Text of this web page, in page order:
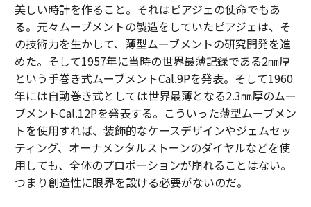
美しい時計を作ること。それはピアジェの使命でもあ
る。元々ムーブメントの製造をしていたピアジェは、そ
の技術力を生かして、薄型ムーブメントの研究開発を進
めた。そして1957年に当時の世界最薄記録である2㎜厚
という手巻き式ムーブメントCal.9Pを発表。そして1960
年には自動巻き式としては世界最薄となる2.3㎜厚のムー
ブメントCal.12Pを発表する。こういった薄型ムーブメン
トを使用すれば、装飾的なケースデザインやジェムセッ
ティング、オーナメンタルストーンのダイヤルなどを使
用しても、全体のプロポーションが崩れることはない。
つまり創造性に限界を設ける必要がないのだ。